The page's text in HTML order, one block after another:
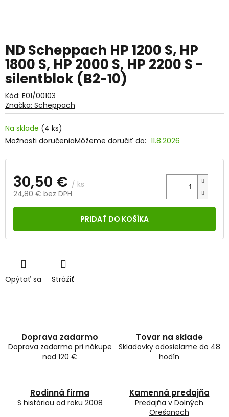
ND Scheppach HP 1200 S, HP
1800 S, HP 2000 S, HP 2200 S -
silentblok (B2-10)
Kód: E01/00103
Na sklade (4 ks)
Môžeme doručiť do: 11.8.2026
Možnosti doručenia
30,50 € / ks
24,80 € bez DPH
Jednotková
PRIDAŤ DO KOŠÍKA
Opýtať sa Strážiť
Značka: Scheppach
Doprava zadarmo
Doprava zadarmo pri nákupe
nad 120 €
Tovar na sklade
Skladovky odosielame do 48
hodín
Rodinná firma
S históriou od roku 2008
Kamenná predajňa
Predajňa v Dolných
Orešanoch